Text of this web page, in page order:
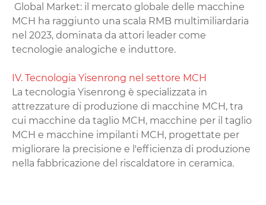
‌ Global Market‌: il mercato globale delle macchine
MCH ha raggiunto una scala RMB multimiliardaria
nel 2023, dominata da attori leader come
tecnologie analogiche e induttore.
IV. Tecnologia Yisenrong nel settore MCH
La tecnologia Yisenrong è specializzata in
attrezzature di produzione di macchine MCH, tra
cui macchine da taglio ‌MCH, macchine per il taglio
‌MCH e macchine impilanti ‌MCH, progettate per
migliorare la precisione e l'efficienza di produzione
nella fabbricazione del riscaldatore in ceramica.